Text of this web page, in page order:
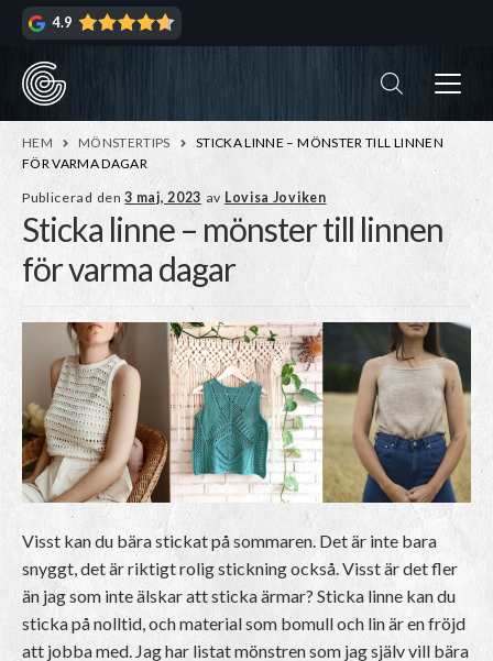
Hoppa
navigering
Hoppa
innehåll
4.9
HEM MÖNSTERTIPS
STICKA LINNE – MÖNSTER TILL LINNEN
FÖR VARMA DAGAR
Publicerad den3 maj, 2023 av Lovisa Joviken
Sticka linne – mönster till linnen
för varma dagar
Visst kan du bära stickat på sommaren. Det är inte bara
snyggt, det är riktigt rolig stickning också. Visst är det fler
än jag som inte älskar att sticka ärmar? Sticka linne kan du
sticka på nolltid, och material som bomull och lin är en fröjd
att jobba med. Jag har listat mönstren som jag själv vill bära